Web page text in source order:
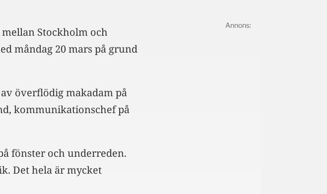
Stockholm och
måndag 20 mars på grund
överflödig makadam på
kommunikationschef på
fönster och underreden.
Det hela är mycket